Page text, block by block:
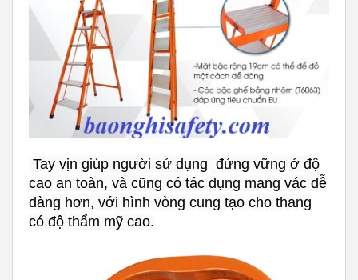
Tay vịn giúp người sử dụng đứng vững ở độ
cao an toàn, và cũng có tác dụng mang vác dễ
dàng hơn, với hình vòng cung tạo cho thang
có độ thẩm mỹ cao.